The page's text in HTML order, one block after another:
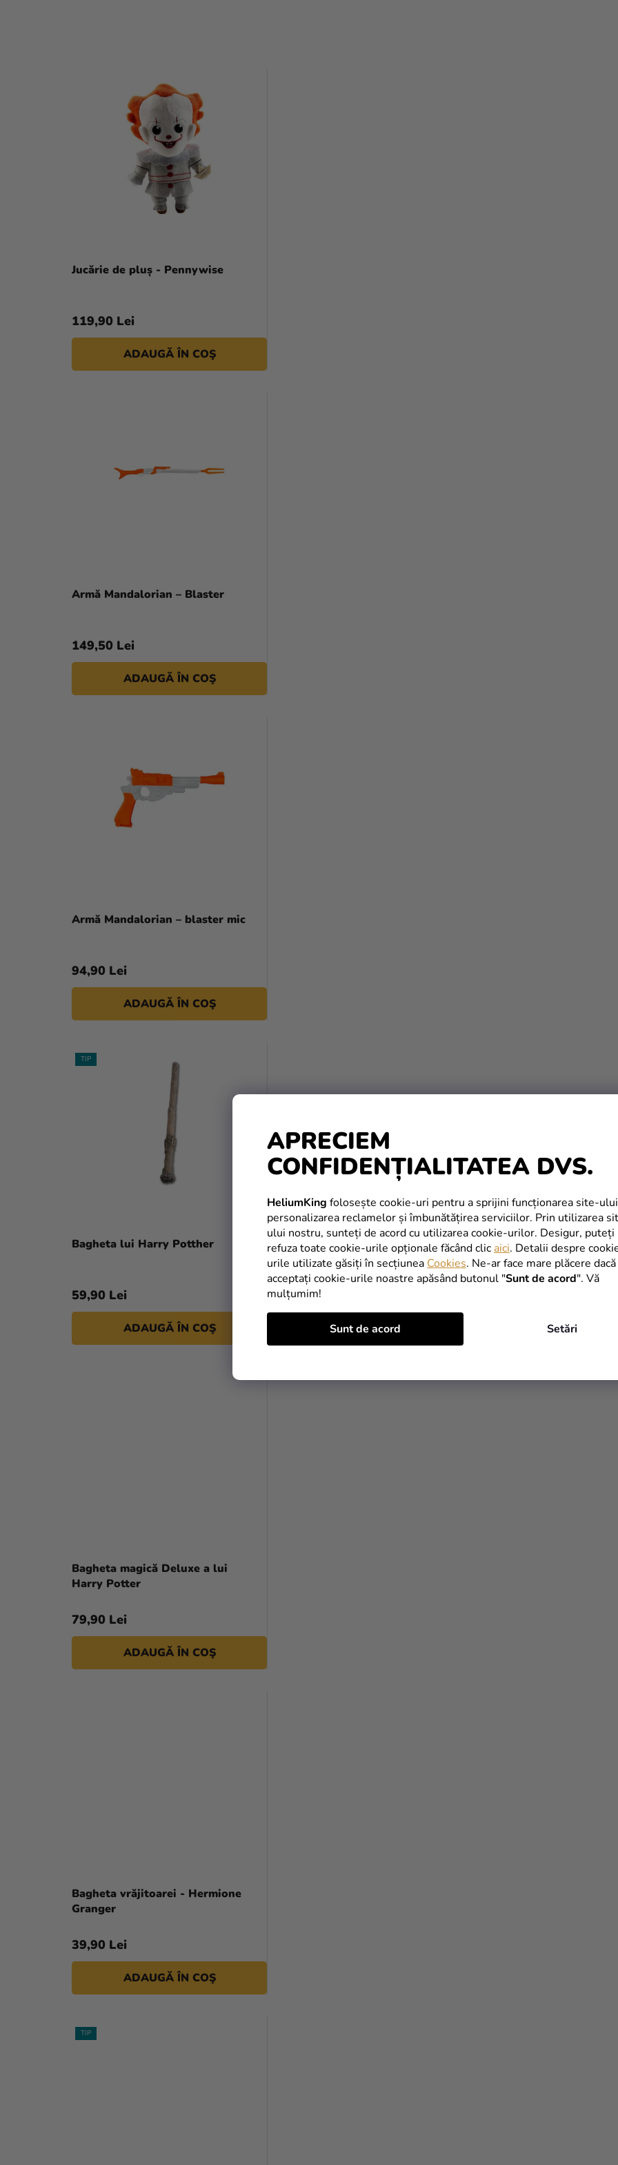
APRECIEM
CONFIDENȚIALITATEA DVS.
HeliumKing folosește cookie-uri pentru a sprijini funcționarea site-
personalizarea reclamelor și îmbunătățirea serviciilor. Prin utilizarea
ului nostru, sunteți de acord cu utilizarea cookie-urilor. Desigur, puteți
refuza toate cookie-urile opționale făcând clic aici. Detalii despre
urile utilizate găsiți în secțiunea Cookies. Ne-ar face mare plăcere dacă
acceptați cookie-urile noastre apăsând butonul "Sunt de acord". Vă
mulțumim!
Setări
Sunt de acord
D
S
E
Jucărie de pluș - Pennywise
119,90 Lei
ADAUGĂ ÎN COŞ
Armă Mandalorian – Blaster
149,50 Lei
ADAUGĂ ÎN COŞ
Armă Mandalorian – blaster mic
94,90 Lei
ADAUGĂ ÎN COŞ
TIP
Bagheta lui Harry Potther
59,90 Lei
ADAUGĂ ÎN COŞ
Bagheta magică Deluxe a lui
Harry Potter
79,90 Lei
ADAUGĂ ÎN COŞ
Bagheta vrăjitoarei - Hermione
Granger
39,90 Lei
ADAUGĂ ÎN COŞ
TIP